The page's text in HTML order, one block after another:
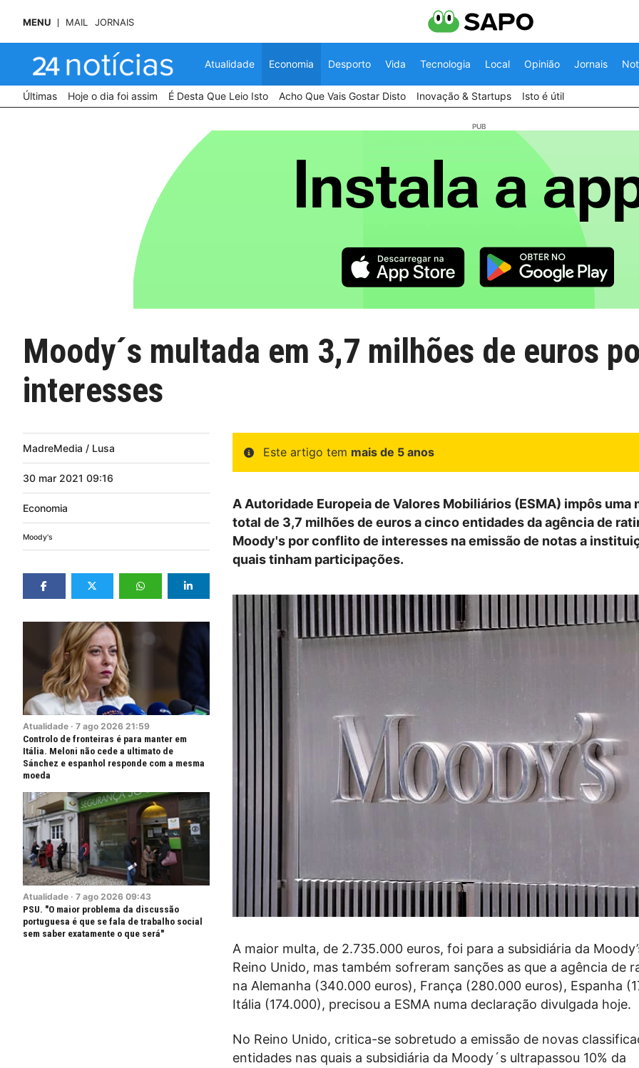
MENU MAIL JORNAIS
Atualidade Economia Desporto Vida Tecnologia Local Opinião Jornais
Últimas Hoje o dia foi assim É Desta Que Leio Isto Acho Que Vais Gostar Disto Inovação & Startups Isto é útil
Moody´s multada em 3,7 milhões de euros
interesses
MadreMedia / Lusa
30 mar 2021 09:16
Economia
Moody's
Atualidade · 7 ago 2026 21:59
Controlo de fronteiras é para manter em
Itália. Meloni não cede a ultimato de
Sánchez e espanhol responde com a mesma
moeda
Atualidade · 7 ago 2026 09:43
PSU. "O maior problema da discussão
portuguesa é que se fala de trabalho social
sem saber exatamente o que será"
Este artigo tem mais de 5 anos
A Autoridade Europeia de Valores Mobiliários (ESMA) impôs uma
total de 3,7 milhões de euros a cinco entidades da agência de
Moody's por conflito de interesses na emissão de notas a
quais tinham participações.
A maior multa, de 2.735.000 euros, foi para a subsidiária da
Reino Unido, mas também sofreram sanções as que a agência de
na Alemanha (340.000 euros), França (280.000 euros), Espanha
Itália (174.000), precisou a ESMA numa declaração divulgada hoje.
No Reino Unido, critica-se sobretudo a emissão de novas
entidades nas quais a subsidiária da Moody´s ultrapassou 10% da